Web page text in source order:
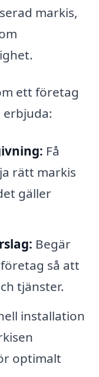
markis,
ett företag
erbjuda:
Få
rätt markis
gäller
Begär
så att
tjänster.
installation
optimalt